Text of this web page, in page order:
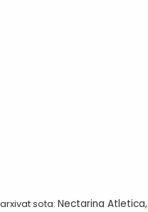
arxivat sota: Nectarina Atletica,